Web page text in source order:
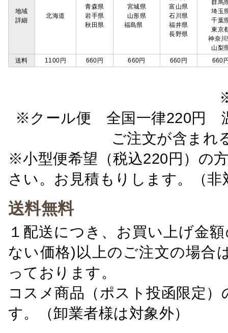
地域
詳細
北海道
青森県
岩手県
秋田県
宮城県
山形県
福島県
富山県
石川県
福井県
長野県
群馬
埼玉
千葉
東京
神奈
山梨
送料
1100円 660円 660円 660円 660
※クール便 全国一律220円
ご注文が含ま
※小型便希望（税込220円）の
さい。お見積もりします。（非
送料無料
１配送につき、お買い上げ金
ない価格)以上のご注文の場合
っております。
コスメ商品（ポスト投函限定
す。（卸業者様は対象外）